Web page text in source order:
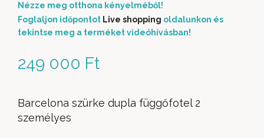
249 000 Ft
Nézze meg otthona kényelméből!
Foglaljon időpontot Live shopping oldalunkon és
tekintse meg a terméket videóhívásban!
Barcelona szürke dupla függőfotel 2
személyes